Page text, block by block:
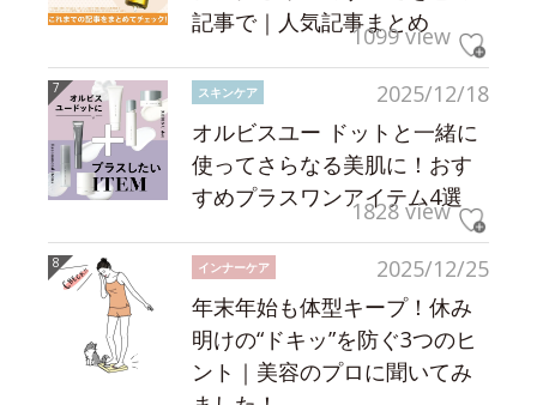
記事で｜人気記事まとめ
1099 view
2025/12/18
スキンケア
オルビスユー ドットと一緒に
使ってさらなる美肌に！おす
すめプラスワンアイテム4選
1828 view
2025/12/25
インナーケア
年末年始も体型キープ！休み
明けの“ドキッ”を防ぐ3つのヒ
ント｜美容のプロに聞いてみ